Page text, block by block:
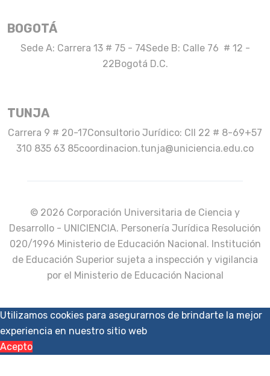
BOGOTÁ
Sede A: Carrera 13 # 75 - 74Sede B: Calle 76 # 12 -
22Bogotá D.C.
TUNJA
Carrera 9 # 20-17Consultorio Jurídico: Cll 22 # 8-69+57
310 835 63 85coordinacion.tunja@uniciencia.edu.co
© 2026 Corporación Universitaria de Ciencia y
Desarrollo - UNICIENCIA. Personería Jurídica Resolución
020/1996 Ministerio de Educación Nacional. Institución
de Educación Superior sujeta a inspección y vigilancia
por el Ministerio de Educación Nacional
Utilizamos cookies para asegurarnos de brindarte la mejor
experiencia en nuestro sitio web
Acepto